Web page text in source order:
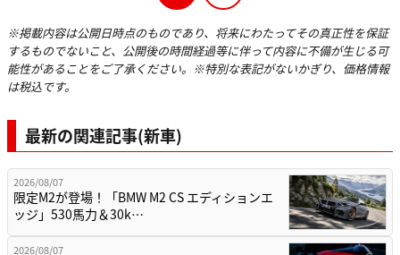
※掲載内容は公開日時点のものであり、将来にわたってその真正性を保証
するものでないこと、公開後の時間経過等に伴って内容に不備が生じる可
能性があることをご了承ください。※特別な表記がないかぎり、価格情報
は税込です。
最新の関連記事(新車)
2026/08/07
限定M2が登場！「BMW M2 CS エディションエ
ッジ」530馬力＆30k…
2026/08/07